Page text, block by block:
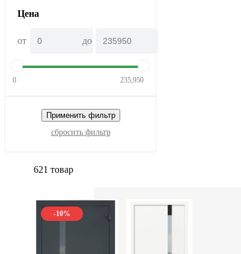
Цена
от до
0 235,950
Применить фильтр
сбросить фильтр
621 товар
-10%